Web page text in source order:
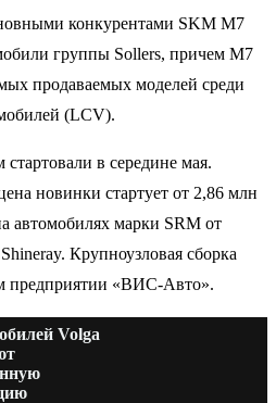
конкурентами SKM M7
группы Sollers, причем M7
продаваемых моделей среди
(LCV).
в середине мая.
новинки стартует от 2,86 млн
автомобилях марки SRM от
Крупноузловая сборка
предприятии «ВИС-Авто».
Volga